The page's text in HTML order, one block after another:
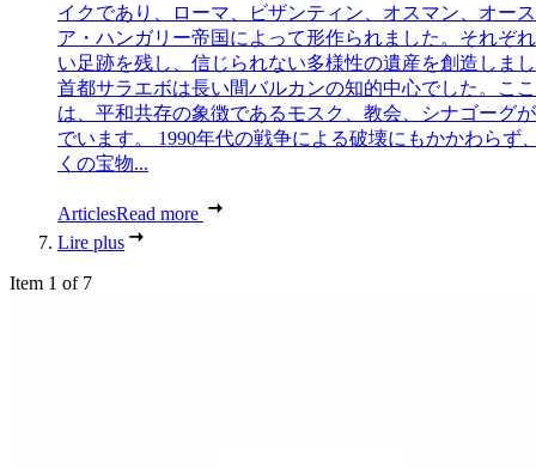
イクであり、ローマ、ビザンティン、オスマン、オー
ア・ハンガリー帝国によって形作られました。それぞ
い足跡を残し、信じられない多様性の遺産を創造しま
首都サラエボは長い間バルカンの知的中心でした。こ
は、平和共存の象徴であるモスク、教会、シナゴーグ
でいます。 1990年代の戦争による破壊にもかかわらず
くの宝物...
ArticlesRead more
Lire plus
Item 1 of 7